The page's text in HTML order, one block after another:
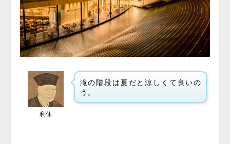
利休
滝の階段は夏だと涼しくて良いの
う。